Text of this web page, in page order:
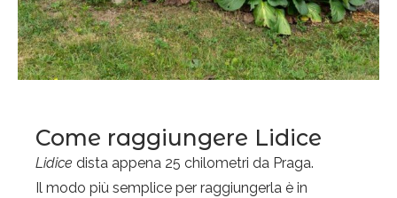
Come raggiungere Lidice
Lidice dista appena 25 chilometri da Praga.
Il modo più semplice per raggiungerla è in